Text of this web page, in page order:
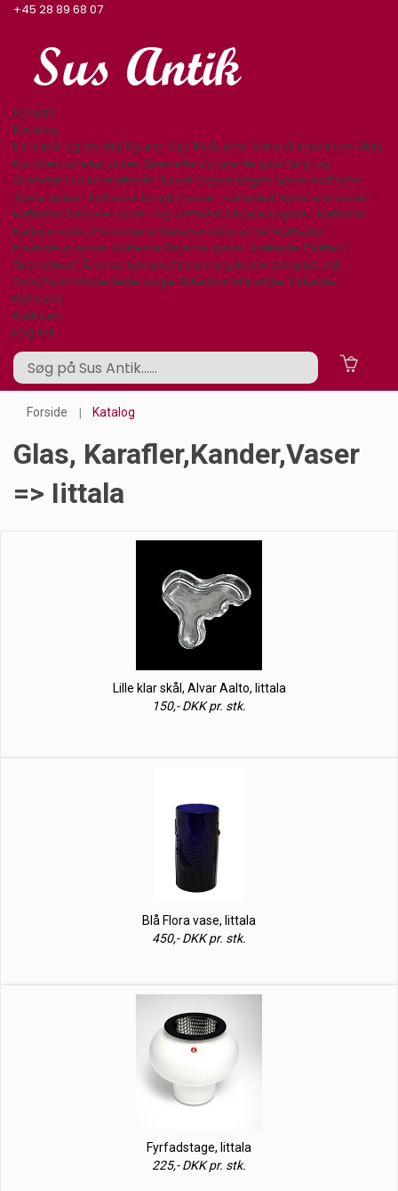
+45 28 89 68 07
Forside
Katalog
Keramik og stentøj Figurer. Kgl. B&G, mm. Varia Glasservice Glas,
Karafler,kander,vaser Specielle og gamle glas Bing og
Grøndahl spise-kaffestel Royal Copenhagen spise-kaffestel
Tyske spise- kaffestel Lyngby spise- kaffestel Rørstrand spise-
kaffestel Desiree spise- og kaffestel Aluminia spise- kaffestel
Kjøbenhavns Porcellains Maleri Arabia spise-kaffestel
Knabstrup spise-kaffestel Diverse spise- kaffestel Platter /
årsklokker/ Årskrus Lamper/belysning Bestik sølvplet, stål
Sølv/Guld Afbilledede bøger Billedkunst Møbler Nyheder
Nyheder
Butikken
Log ind
Forside Katalog
Glas, Karafler,kander,vaser
=> Iittala
Lille klar skål, Alvar Aalto, Iittala
150,- DKK pr. stk.
Blå Flora vase, Iittala
450,- DKK pr. stk.
Fyrfadstage, Iittala
225,- DKK pr. stk.